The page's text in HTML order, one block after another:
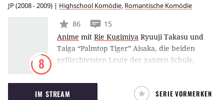
JP(2008 - 2009) | Highschool Komödie, Romantische Komödie
8
86
15
Anime mit Rie Kugimiya Ryuuji Takasu und
Taiga “Palmtop Tiger” Aisaka, die beiden
gefürchtetsten Leute der ganzen Schule,
Ryuuji in Taigas beste Freundin Minori
Kushieda verliebt ist, sondern auch noch sie in
IM STREAM SERIE VORMERKEN